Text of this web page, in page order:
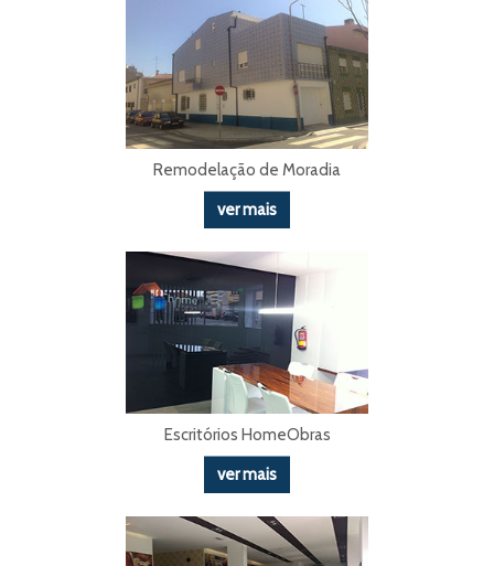
Remodelação de Moradia
ver mais
Escritórios HomeObras
ver mais